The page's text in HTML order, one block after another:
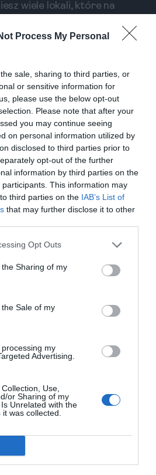
Process My Personal
sale, sharing to third parties, or
or sensitive information for
please use the below opt-out
Please note that after your
you may continue seeing
on personal information utilized by
disclosed to third parties prior to
opt-out of the further
information by third parties on the
participants. This information may
third parties on the IAB’s List of
that may further disclose it to other
Opt Outs
Sharing of my
Sale of my
my
Advertising.
Use,
or Sharing of my
Unrelated with the
was collected.
wiele lokali, które na
Beach Club, idealną na
który serwuje pyszne
surferskiej atmosferze. Czy
śniadanie, czy
ma wszystko, co
Twoje kulinarne
dotyczące
warto pamiętać o
jest ważne – unikaj
na widoku oraz
taksówek. Warto
podczas
atrakcji, takich jak surfing,
wodne oraz
nocować w Tamarindo z